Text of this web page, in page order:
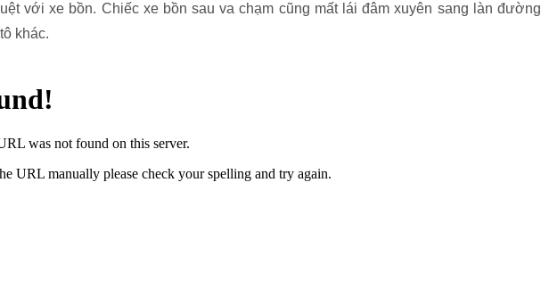
với xe bồn. Chiếc xe bồn sau va chạm cũng mất lái đâm xuyên sang làn đường
khác.